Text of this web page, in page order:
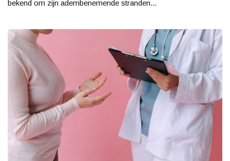
bekend om zijn adembenemende stranden...